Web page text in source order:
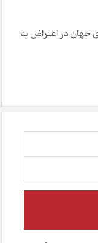
جهان در اعتراض به